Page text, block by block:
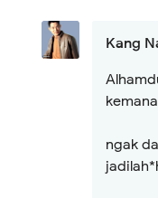
Kang
ngak